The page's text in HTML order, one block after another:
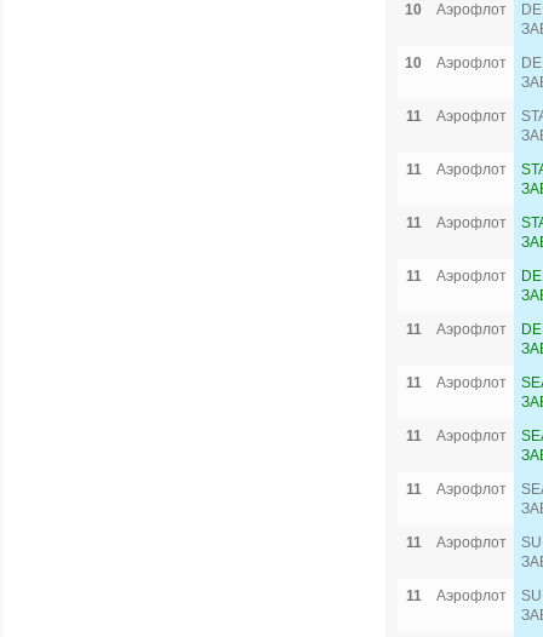
10
Аэрофлот
10
Аэрофлот
11
Аэрофлот
11
Аэрофлот
11
Аэрофлот
11
Аэрофлот
11
Аэрофлот
11
Аэрофлот
11
Аэрофлот
11
Аэрофлот
11
Аэрофлот
11
Аэрофлот